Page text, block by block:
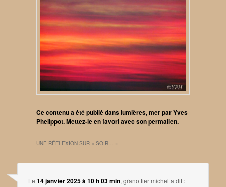
Ce contenu a été publié danslumières,merparYves
Phelippot. Mettez-le en favori avec sonpermalien.
UNE RÉFLEXION SUR «SOIR… »
Le14 janvier 2025 à 10 h 03 min,granottier michel a dit :